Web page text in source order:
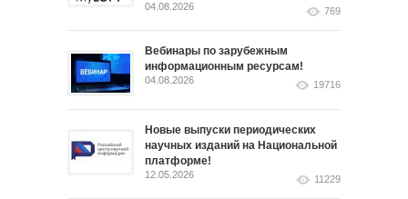
04.08.2026 769
Вебинары по зарубежным
информационным ресурсам!
04.08.2026 19716
Новые выпуски периодических
научных изданий на Национальной
платформе!
12.05.2026 11229